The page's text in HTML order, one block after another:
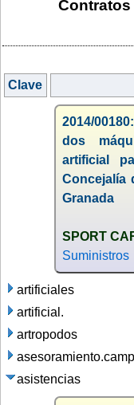
Clave
2014/
dos
artificial
Concejalía
Granada
SPORT
Suministros
artificiales
artificial.
artropodos
asistencias